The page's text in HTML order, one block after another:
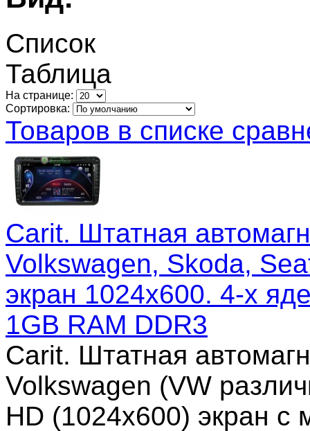
Список
Таблица
На странице:
Сортировка:
Товаров в списке
Carit. Штатная
Volkswagen, Skoda,
экран 1024x600. 4-х
1GB RAM DDR3
Carit. Штатная
Volkswagen (VW
HD (1024x600) экран с